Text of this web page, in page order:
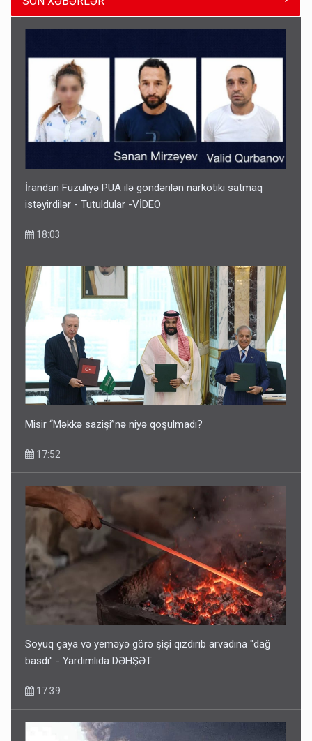
Paşinyan Əliyevə zəng etməsindən danışdı
İlham Əliyev müharibədə də, sülhdə də qalib gəldi -
Hikmət Hacıyev
15:02
Pakistan prezidentindən Azərbaycanla bağlı açıqlama
13:58
İrandan Füzuliyə PUA ilə göndərilən narkotiki satmaq
istəyirdilər - Tutuldular -VİDEO
18:03
Misir “Məkkə sazişi”nə niyə qoşulmadı?
17:52
Soyuq çaya və yeməyə görə şişi qızdırıb arvadına "dağ
basdı" - Yardımlıda DƏHŞƏT
17:39